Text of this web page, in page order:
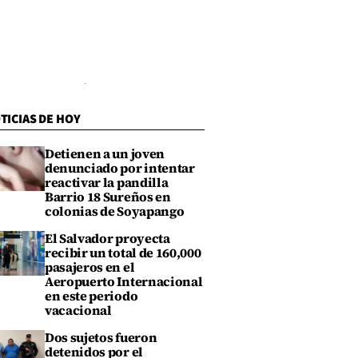
DE HOY
Detienen a un joven
denunciado por intentar
reactivar la pandilla
Barrio 18 Sureños en
colonias de Soyapango
El Salvador proyecta
recibir un total de 160,000
pasajeros en el
Aeropuerto Internacional
en este periodo
vacacional
Dos sujetos fueron
detenidos por el